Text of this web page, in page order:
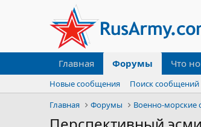
Главная Форумы Что
Новые сообщения
Поиск сообщений
Главная
Форумы Военно-морские